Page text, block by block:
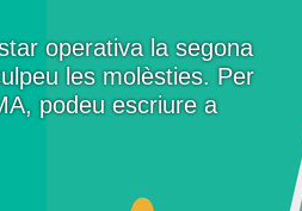
operativa la segona
les molèsties. Per
podeu escriure a